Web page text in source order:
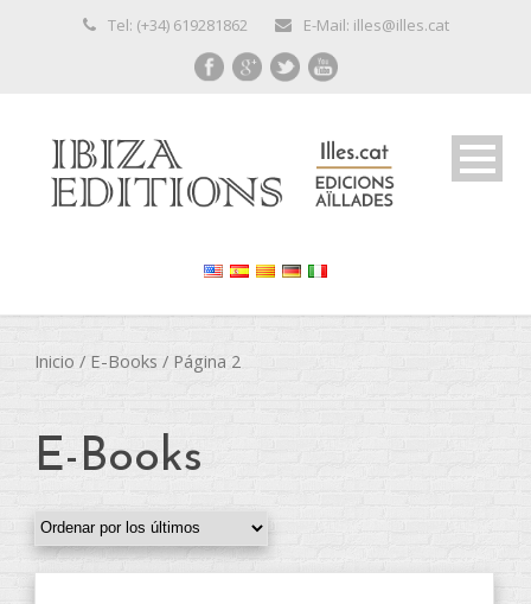
Tel: (+34) 619281862 E-Mail: illes@illes.cat
Inicio / E-Books / Página 2
E-Books